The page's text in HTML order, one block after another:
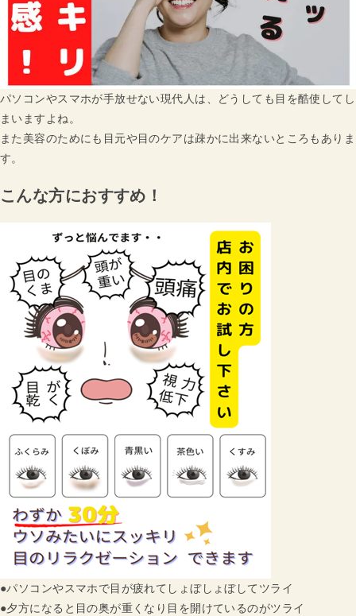
パソコンやスマホが手放せない現代人は、どうしても目を酷使してし
まいますよね。
また美容のためにも目元や目のケアは疎かに出来ないところもありま
す。
こんな方におすすめ！
●パソコンやスマホで目が疲れてしょぼしょぼしてツライ
●夕方になると目の奥が重くなり目を開けているのがツライ